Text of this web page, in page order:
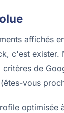
affichés
c'est
de
vous